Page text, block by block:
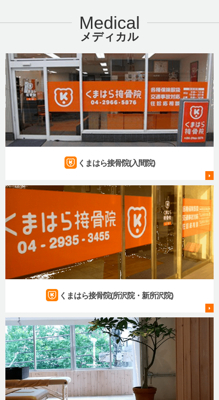
Medical
メディカル
くまはら接骨院(入間院)
くまはら接骨院(所沢院・新所沢院)